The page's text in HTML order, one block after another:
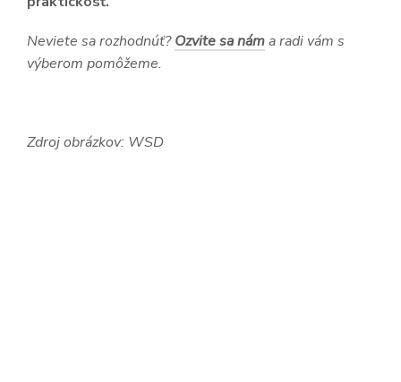
Neviete sa rozhodnúť?Ozvite sa náma radi vám s
výberom pomôžeme.
Zdroj obrázkov: WSD